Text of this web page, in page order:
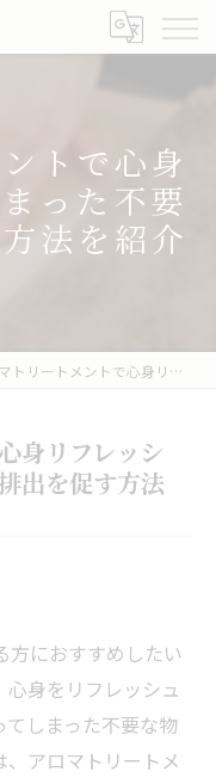
トで心身
った不要
法を紹介
メントで心身リフレッシュ！溜まった不要な物の排出を促す方法を紹介
身リフレッシ
出を促す方法
方におすすめしたい
身をリフレッシュ
しまった不要な物
アロマトリートメ